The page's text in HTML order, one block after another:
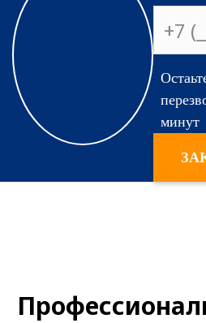
На сколько
средства?
минут